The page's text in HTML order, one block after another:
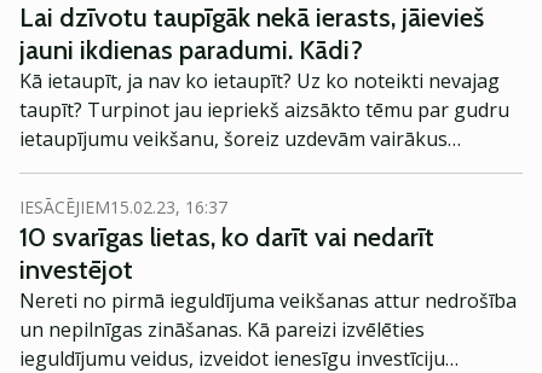
Lai dzīvotu taupīgāk nekā ierasts, jāievieš
jauni ikdienas paradumi. Kādi?
Kā ietaupīt, ja nav ko ietaupīt? Uz ko noteikti nevajag
taupīt? Turpinot jau iepriekš aizsākto tēmu par gudru
ietaupījumu veikšanu, šoreiz uzdevām vairākus
jautājumus par šo tēmu Aijai Brikšei - Latvijas Bankas
Finanšu pratības daļas vadītājai.
IESĀCĒJIEM15.02.23, 16:37
10 svarīgas lietas, ko darīt vai nedarīt
investējot
Nereti no pirmā ieguldījuma veikšanas attur nedrošība
un nepilnīgas zināšanas. Kā pareizi izvēlēties
ieguldījumu veidus, izveidot ienesīgu investīciju